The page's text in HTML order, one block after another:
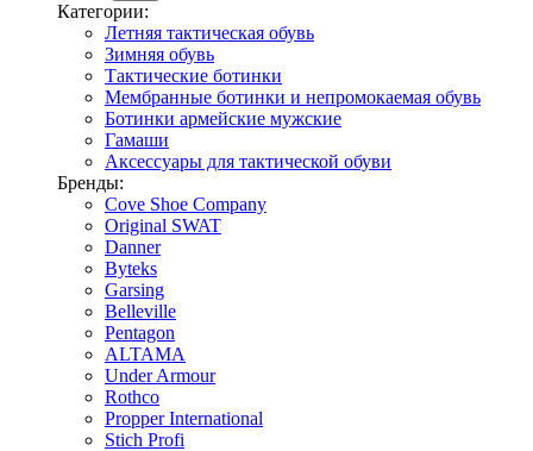
Категории:
Летняя тактическая обувь
Зимняя обувь
Тактические ботинки
Мембранные ботинки и непромокаемая обувь
Ботинки армейские мужские
Гамаши
Аксессуары для тактической обуви
Бренды:
Cove Shoe Company
Original SWAT
Danner
Byteks
Garsing
Belleville
Pentagon
ALTAMA
Under Armour
Rothco
Propper International
Stich Profi